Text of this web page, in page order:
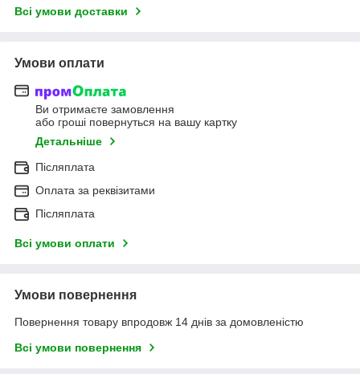
Всі умови доставки
Умови оплати
Ви отримаєте замовлення
або гроші повернуться на вашу картку
Детальніше
Післяплата
Оплата за реквізитами
Післяплата
Всі умови оплати
Умови повернення
Повернення товару впродовж 14 днів за домовленістю
Всі умови повернення